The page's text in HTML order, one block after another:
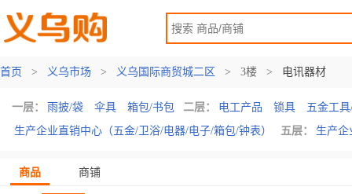
首页 > 义乌市场 > 义乌国际商贸城二区 > 3楼 > 电讯器材
一层： 雨披/袋 伞具 箱包/书包 二层： 电工产品 锁具
五金工
生产企业直销中心（五金/卫浴/电器/电子/箱包/钟表）
五层： 生产企
商品 商铺